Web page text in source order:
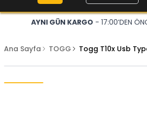
AYNI GÜN KARGO - 17:00’DEN
Ana Sayfa TOGG Togg T10x Usb